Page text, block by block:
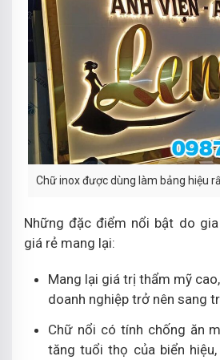
Chữ inox được dùng làm bảng hiệu
Những đặc điểm nổi bật do
giá rẻ mang lại:
Mang lại giá trị thẩm mỹ
doanh nghiệp trở nên sang
Chữ nổi có tính chống ăn
tăng tuổi thọ của biển